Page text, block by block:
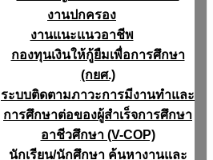
งานปกครอง
งานแนะแนวอาชีพ
กองทุนเงินให้กู้ยืมเพื่อการศึกษา
(กยศ.)
ระบบติดตามภาวะการมีงานทำและ
การศึกษาต่อของผู้สำเร็จการศึกษา
อาชีวศึกษา (V-COP)
นักเรียน/นักศึกษา ค้นหางานและ